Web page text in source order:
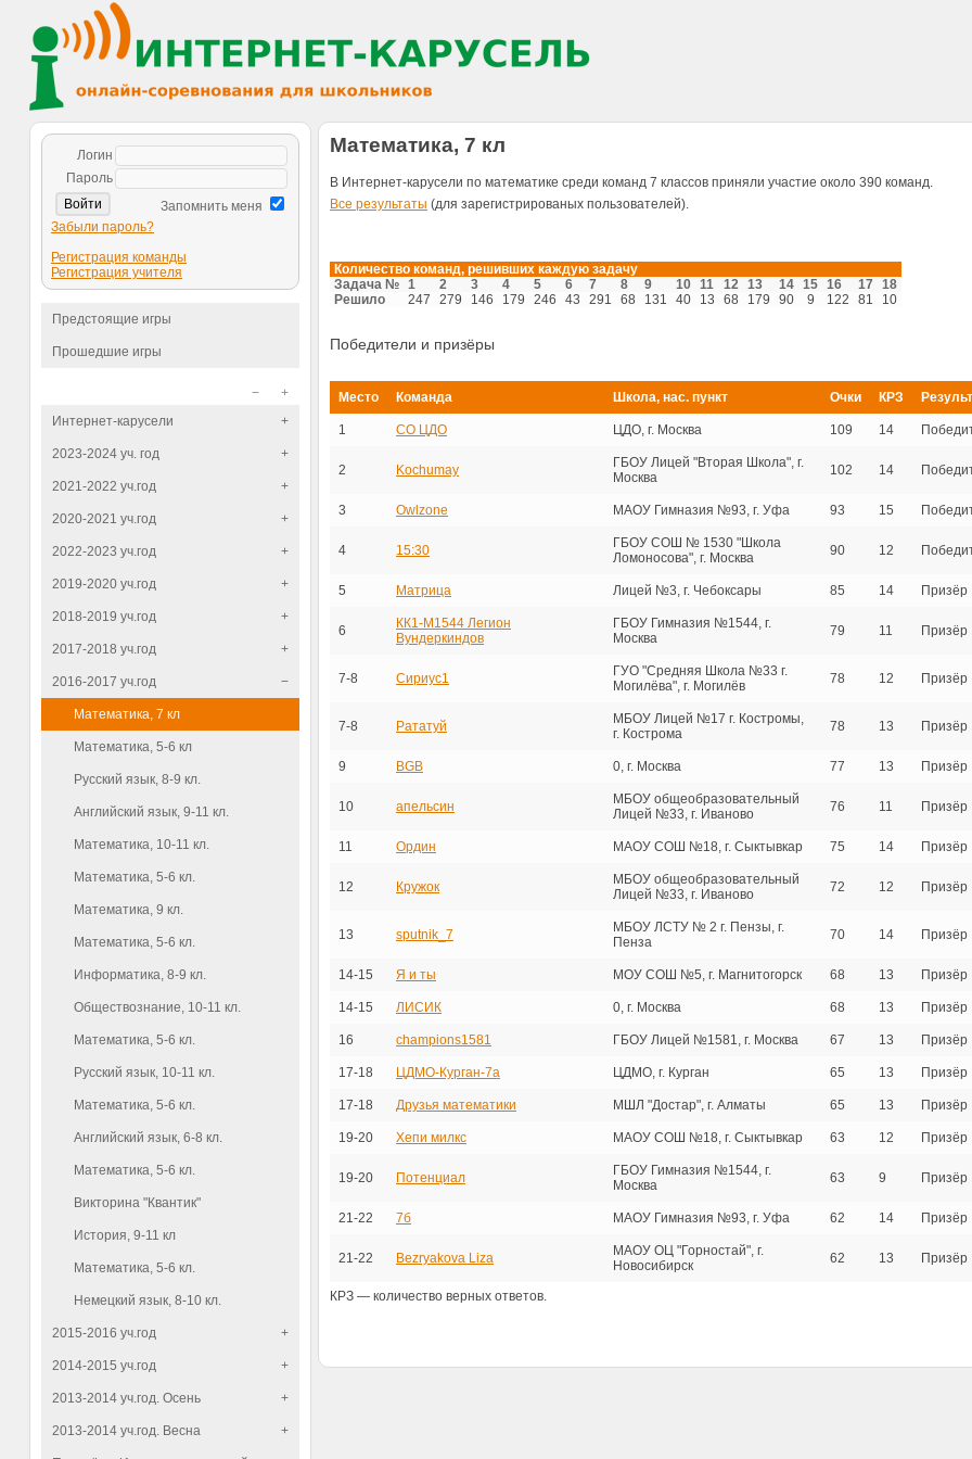
Логин
Пароль
Запомнить меня
Забыли пароль?
Регистрация команды
Регистрация учителя
Предстоящие игры
Прошедшие игры
+
−
+
Интернет-карусели
+
2023-2024 уч. год
+
2021-2022 уч.год
+
2020-2021 уч.год
+
2022-2023 уч.год
+
2019-2020 уч.год
+
2018-2019 уч.год
+
2017-2018 уч.год
−
2016-2017 уч.год
Математика, 7 кл
Математика, 5-6 кл
Русский язык, 8-9 кл.
Английский язык, 9-11 кл.
Математика, 10-11 кл.
Математика, 5-6 кл.
Математика, 9 кл.
Математика, 5-6 кл.
Информатика, 8-9 кл.
Обществознание, 10-11 кл.
Математика, 5-6 кл.
Русский язык, 10-11 кл.
Математика, 5-6 кл.
Английский язык, 6-8 кл.
Математика, 5-6 кл.
Викторина "Квантик"
История, 9-11 кл
Математика, 5-6 кл.
Немецкий язык, 8-10 кл.
+
2015-2016 уч.год
+
2014-2015 уч.год
+
2013-2014 уч.год. Осень
+
2013-2014 уч.год. Весна
Математика, 7 кл
В Интернет-карусели по математике среди команд 7 классов приняли участие около 390 команд.
Все результаты (для зарегистрированых пользователей).
Количество команд, решивших каждую задачу
Задача № 1 2 3 4 5 6 7 8 9 10 11 12 13 14 15 16 17
18
Решило
247 279 146 179 246 43 291 68 131 40 13 68 179 90 9 122 81 10
Победители и призёры
Место Команда Школа, нас. пункт Очки КРЗ
1 СО ЦДО ЦДО, г. Москва 109 14
2 Kochumay
ГБОУ Лицей "Вторая Школа", г.
Москва
102 14
3 Owlzone МАОУ Гимназия №93, г. Уфа 93 15
4 15:30
ГБОУ СОШ № 1530 "Школа
Ломоносова", г. Москва
90 12
5 Матрица Лицей №3, г. Чебоксары 85 14 Призёр
6
КК1-М1544 Легион
Вундеркиндов
ГБОУ Гимназия №1544, г.
Москва
79 11 Призёр
7-8 Сириус1
ГУО "Средняя Школа №33 г.
Могилёва", г. Могилёв
78 12 Призёр
7-8 Рататуй
МБОУ Лицей №17 г. Костромы,
г. Кострома
78 13 Призёр
9 BGB 0, г. Москва 77 13 Призёр
10 апельсин
МБОУ общеобразовательный
Лицей №33, г. Иваново
76 11 Призёр
11 Ордин МАОУ СОШ №18, г. Сыктывкар 75 14 Призёр
12 Кружок
МБОУ общеобразовательный
Лицей №33, г. Иваново
72 12 Призёр
13 sputnik_7
МБОУ ЛСТУ № 2 г. Пензы, г.
Пенза
70 14 Призёр
14-15 Я и ты МОУ СОШ №5, г. Магнитогорск 68 13 Призёр
14-15 ЛИСИК 0, г. Москва 68 13 Призёр
16 сhampions1581 ГБОУ Лицей №1581, г. Москва 67 13 Призёр
17-18 ЦДМО-Курган-7а ЦДМО, г. Курган 65 13 Призёр
17-18 Друзья математики МШЛ "Достар", г. Алматы 65 13 Призёр
19-20 Хепи милкс МАОУ СОШ №18, г. Сыктывкар 63 12 Призёр
19-20 Потенциал
ГБОУ Гимназия №1544, г.
Москва
63 9 Призёр
21-22 7б МАОУ Гимназия №93, г. Уфа 62 14 Призёр
21-22 Bezryakova Liza
МАОУ ОЦ "Горностай", г.
Новосибирск
62 13 Призёр
КРЗ — количество верных ответов.